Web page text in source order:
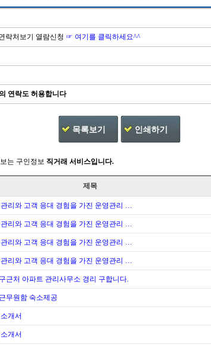
락처보기 열람신청 ☞ 여기를 클릭하세요^^
연락도 허용합니다
목록보기 인쇄하기
는 구인정보 직거래 서비스입니다.
제목
리와 고객 응대 경험을 가진 운영관리 …
리와 고객 응대 경험을 가진 운영관리 …
리와 고객 응대 경험을 가진 운영관리 …
리와 고객 응대 경험을 가진 운영관리 …
근처 아파트 관리사무소 경리 구합니다.
무원함 숙소제공
개서
개서